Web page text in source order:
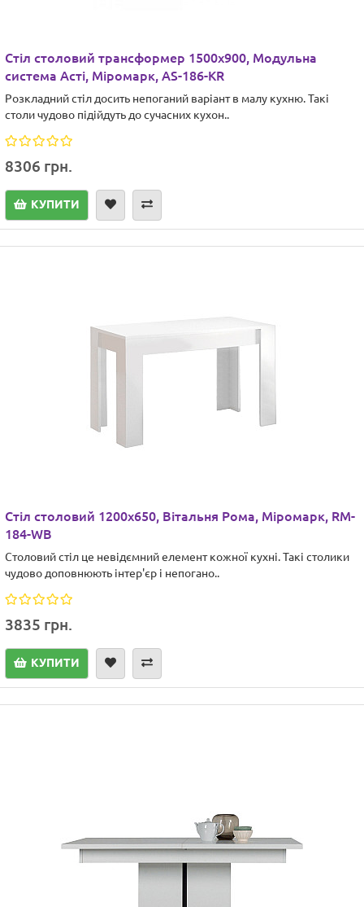
Стіл столовий трансформер 1500х900, Модульна
система Асті, Міромарк, AS-186-KR
Розкладний стіл досить непоганий варіант в малу кухню. Такі
столи чудово підійдуть до сучасних кухон..
8306 грн.
КУПИТИ
Стіл столовий 1200х650, Вітальня Рома, Міромарк, RM-
184-WB
Столовий стіл це невідємний елемент кожної кухні. Такі столики
чудово доповнюють інтер'єр і непогано..
3835 грн.
КУПИТИ